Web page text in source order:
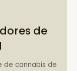
de
de cannabis de